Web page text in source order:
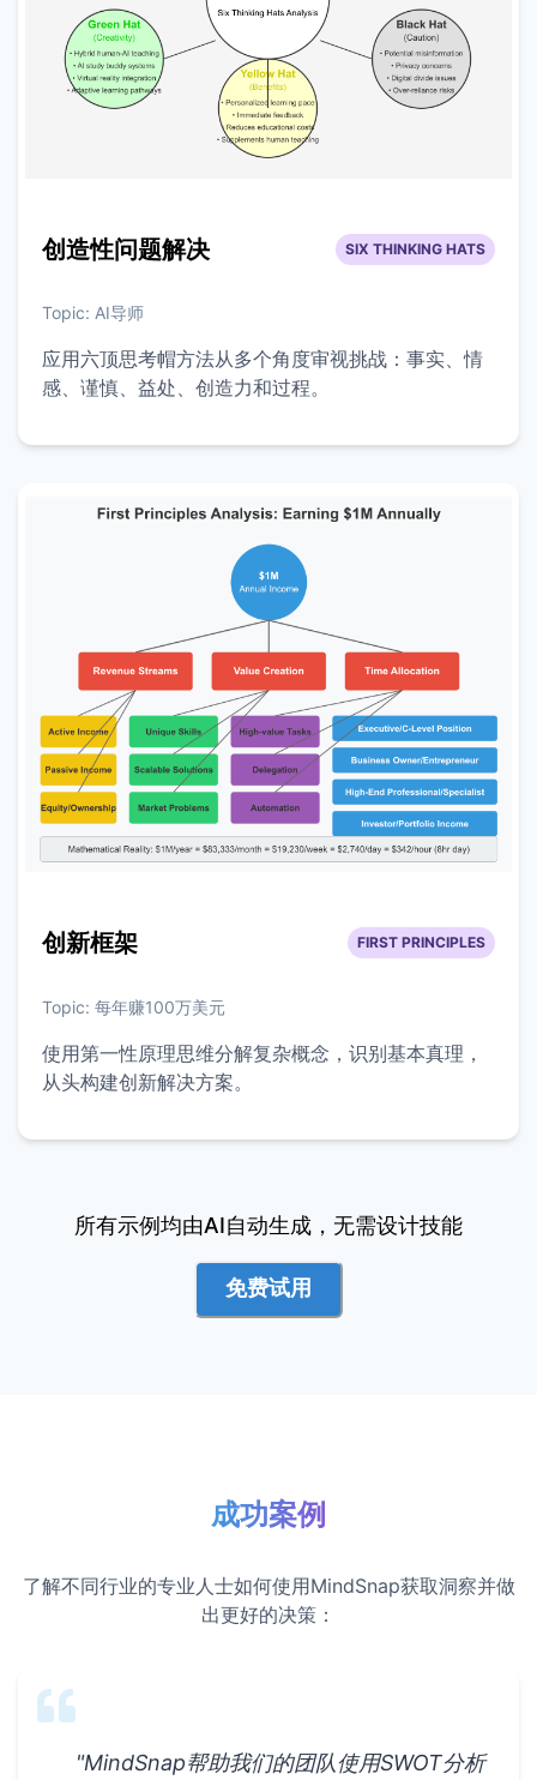
创造性问题解决 SIX THINKING HATS
Topic: AI导师
应用六顶思考帽方法从多个角度审视挑战：事实、情
感、谨慎、益处、创造力和过程。
创新框架 FIRST PRINCIPLES
Topic: 每年赚100万美元
使用第一性原理思维分解复杂概念，识别基本真理，
从头构建创新解决方案。
所有示例均由AI自动生成，无需设计技能
免费试用
成功案例
了解不同行业的专业人士如何使用MindSnap获取洞察并做
出更好的决策：
"MindSnap帮助我们的团队使用SWOT分析